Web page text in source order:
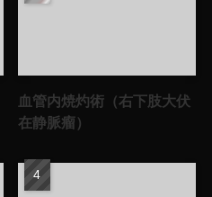
血管内焼灼術（右下肢大伏
在静脈瘤）